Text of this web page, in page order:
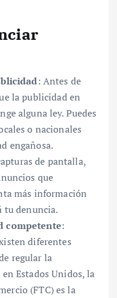
: Antes de
la publicidad en
alguna ley. Puedes
o nacionales
engañosa.
de pantalla,
que
más información
tu denuncia.
competente:
diferentes
regular la
Estados Unidos, la
(FTC) es la